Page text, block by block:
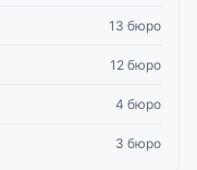
13 бюро
12 бюро
4 бюро
3 бюро